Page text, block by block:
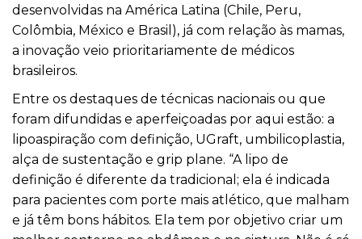
desenvolvidas na América Latina (Chile, Peru,
Colômbia, México e Brasil), já com relação às mamas,
a inovação veio prioritariamente de médicos
brasileiros.
Entre os destaques de técnicas nacionais ou que
foram difundidas e aperfeiçoadas por aqui estão: a
lipoaspiração com definição, UGraft, umbilicoplastia,
alça de sustentação e grip plane. “A lipo de
definição é diferente da tradicional; ela é indicada
para pacientes com porte mais atlético, que malham
e já têm bons hábitos. Ela tem por objetivo criar um